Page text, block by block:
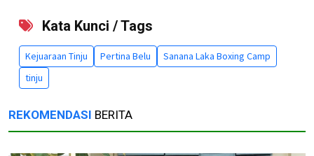
Kata Kunci / Tags
Kejuaraan Tinju Pertina Belu
Sanana Laka Boxing Camp
tinju
REKOMENDASI BERITA